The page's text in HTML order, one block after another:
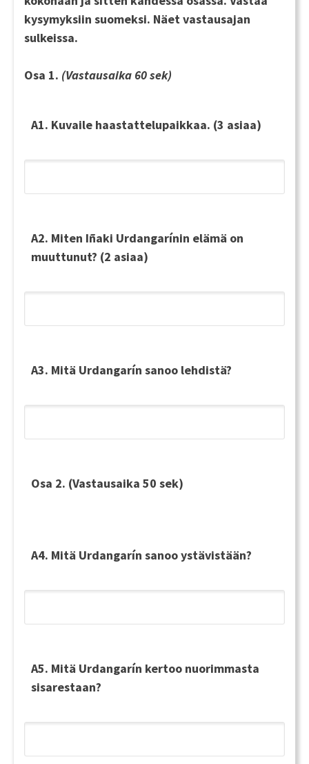
kysymyksiin suomeksi. Näet vastausajan
sulkeissa.
Osa 1. (Vastausaika 60 sek)
A1. Kuvaile haastattelupaikkaa. (3 asiaa)
A2. Miten Iñaki Urdangarínin elämä on
muuttunut? (2 asiaa)
A3. Mitä Urdangarín sanoo lehdistä?
Osa 2. (Vastausaika 50 sek)
A4. Mitä Urdangarín sanoo ystävistään?
A5. Mitä Urdangarín kertoo nuorimmasta
sisarestaan?